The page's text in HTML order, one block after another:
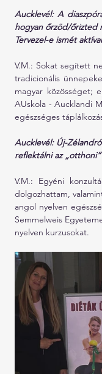
Aucklevél: A
hogyan őrzöd/őrizted
Tervezel-e ismét
V.M.: Sokat segített
tradicionális
magyar közösséget;
AUskola - Aucklandi
egészséges
Aucklevél: Új-
reflektálni az
V.M.: Egyéni
dolgozhattam,
angol nyelven
Semmelweis
nyelven kurzusokat.